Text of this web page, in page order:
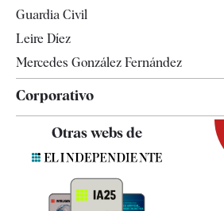
Guardia Civil
Leire Díez
Mercedes González Fernández
Corporativo
Contacto
Otras webs de